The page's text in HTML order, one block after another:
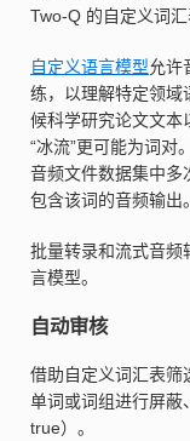
Two-Q 的自定义词汇
自定义语言模型允许
练，以理解特定领域
候科学研究论文文本
“冰流”更可能为词对
音频文件数据集中多
包含该词的音频输出。
批量转录和流式音频
言模型。
自动审核
借助自定义词汇表筛
单词或词组进行屏蔽
true）。